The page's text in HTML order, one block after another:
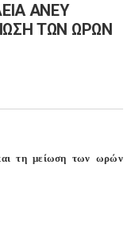
ΑΝΕΥ
ΤΩΝ ΩΡΩΝ
τη μείωση των ωρών